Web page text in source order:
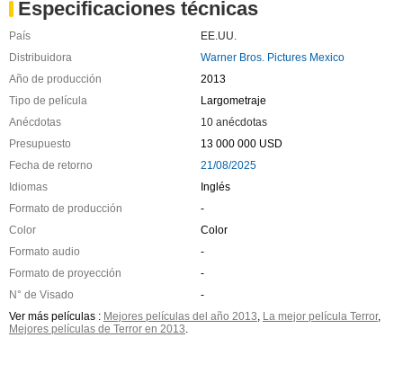
Especificaciones técnicas
País
EE.UU.
Distribuidora
Warner Bros. Pictures Mexico
Año de producción
2013
Tipo de película
Largometraje
Anécdotas
10 anécdotas
Presupuesto
13 000 000 USD
Fecha de retorno
21/08/2025
Idiomas
Inglés
Formato de producción
-
Color
Color
Formato audio
-
Formato de proyección
-
N° de Visado
-
Ver más películas : Mejores películas del año 2013, La mejor película Terror,
Mejores películas de Terror en 2013.